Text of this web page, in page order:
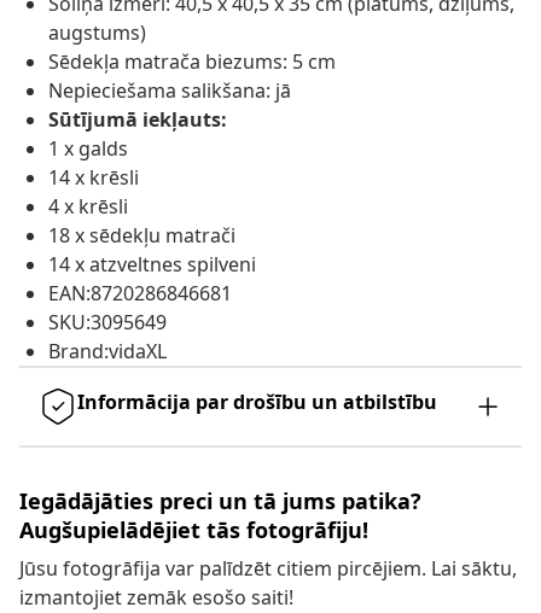
augstums)
Sēdekļa matrača biezums: 5 cm
Nepieciešama salikšana: jā
Sūtījumā iekļauts:
1 x galds
14 x krēsli
4 x krēsli
18 x sēdekļu matrači
14 x atzveltnes spilveni
EAN:8720286846681
SKU:3095649
Brand:vidaXL
Informācija par drošību un atbilstību
Iegādājāties preci un tā jums patika?
Augšupielādējiet tās fotogrāfiju!
Jūsu fotogrāfija var palīdzēt citiem pircējiem. Lai sāktu,
izmantojiet zemāk esošo saiti!